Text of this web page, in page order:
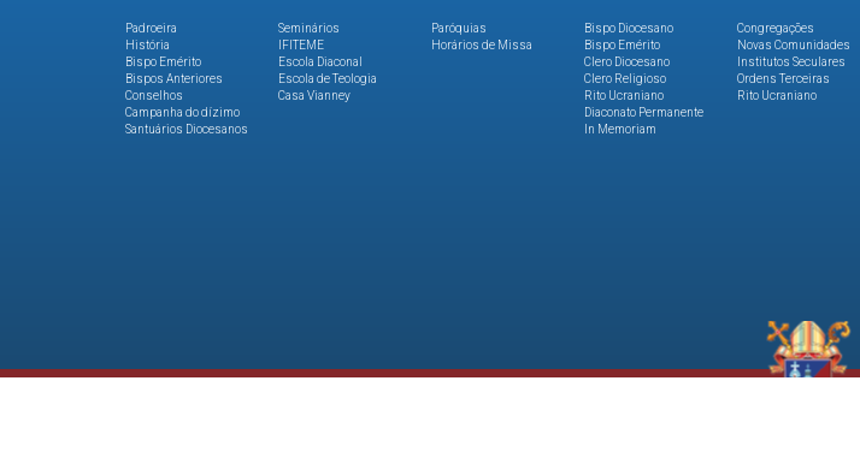
Padroeira
História
Bispo Emérito
Bispos Anteriores
Conselhos
Campanha do dízimo
Santuários Diocesanos
Seminários
IFITEME
Escola Diaconal
Escola de Teologia
Casa Vianney
Paróquias
Horários de Missa
Bispo Diocesano
Bispo Emérito
Clero Diocesano
Clero Religioso
Rito Ucraniano
Diaconato Permanente
In Memoriam
Congregações
Novas Comunidades
Institutos Seculares
Ordens Terceiras
Rito Ucraniano